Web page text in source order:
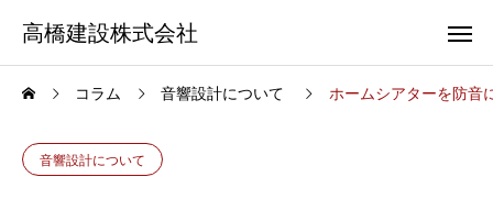
高橋建設株式会社
コラム 音響設計について ホームシアターを防音
音響設計について